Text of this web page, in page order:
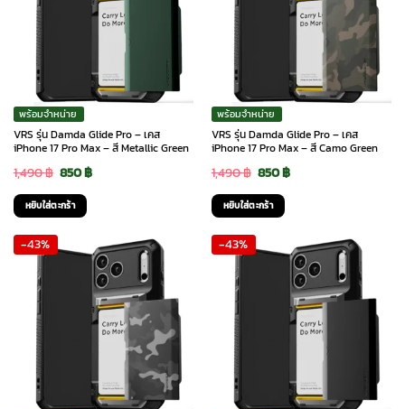
พร้อมจำหน่าย
VRS รุ่น Damda Glide Pro – เคส
iPhone 17 Pro Max – สี Metallic Green
1,490฿ Original
price
was:
1,490 ฿.
850฿Current
850 ฿.
หยิบใส่ตะกร้า
พร้อมจำหน่าย
VRS รุ่น Damda Glide Pro – เคส
iPhone 17 Pro Max – สี Camo Green
1,490฿ Original
price
was:
1,490 ฿.
850฿Current
850 ฿.
หยิบใส่ตะกร้า
-43% -43%